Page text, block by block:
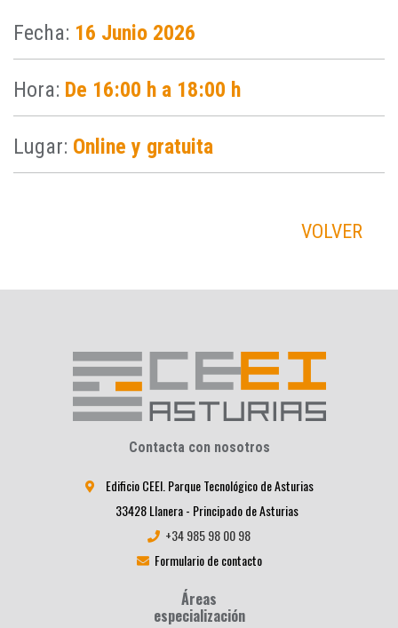
Fecha: 16 Junio 2026
Hora: De 16:00 h a 18:00 h
Lugar: Online y gratuita
VOLVER
Contacta con nosotros
Edificio CEEI. Parque Tecnológico de Asturias
33428 Llanera - Principado de Asturias
+34 985 98 00 98
Formulario de contacto
Áreas
especialización